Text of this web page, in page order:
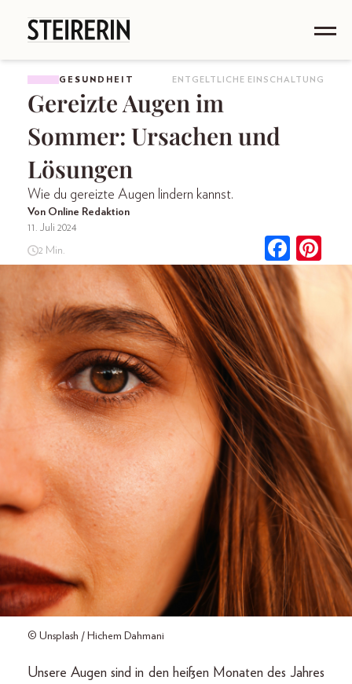
GESUNDHEIT ENTGELTLICHE EINSCHALTUNG
Gereizte Augen im
Sommer: Ursachen und
Lösungen
Wie du gereizte Augen lindern kannst.
Von Online Redaktion
11. Juli 2024
2 Min.
© Unsplash / Hichem Dahmani
Unsere Augen sind in den heißen Monaten des Jahres